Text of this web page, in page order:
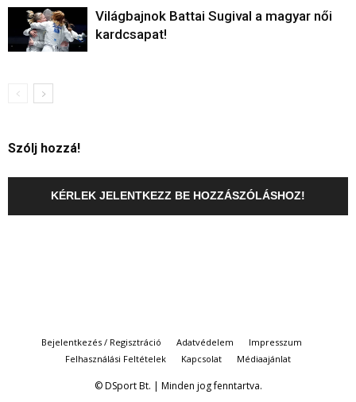
Világbajnok Battai Sugival a magyar női
kardcsapat!
Szólj hozzá!
KÉRLEK JELENTKEZZ BE HOZZÁSZÓLÁSHOZ!
Bejelentkezés / Regisztráció Adatvédelem
Impresszum
Felhasználási Feltételek
Kapcsolat Médiaajánlat
© DSport Bt. | Minden jog fenntartva.